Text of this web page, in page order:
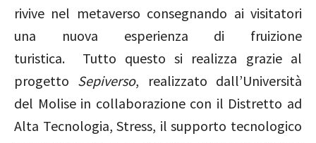
rivive nel metaverso consegnando ai visitatori
una nuova esperienza di fruizione
turistica. Tutto questo si realizza grazie al
progetto Sepiverso, realizzato dall’Università
del Molise in collaborazione con il Distretto ad
Alta Tecnologia, Stress, il supporto tecnologico